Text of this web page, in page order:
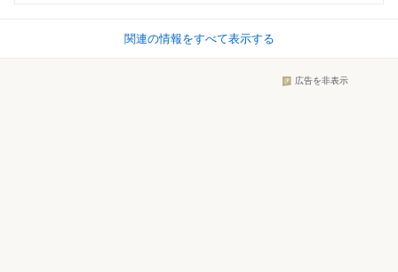
関連の情報をすべて表示する
広告を非表示